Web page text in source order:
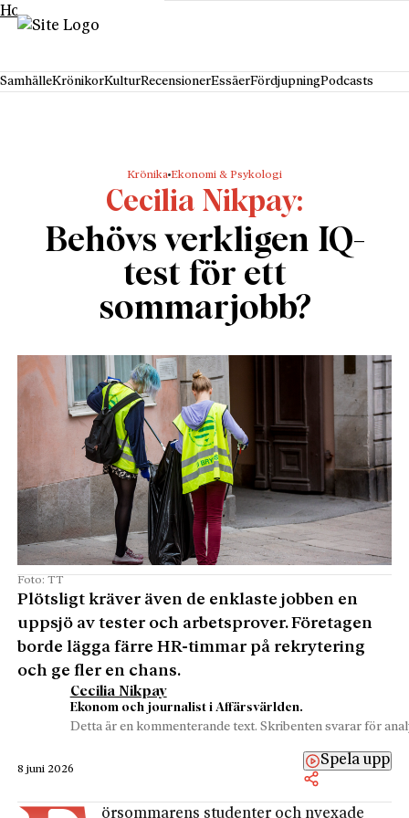
Hoppa till innehåll
SamhälleKrönikorKulturRecensionerEssäerFördjupningPodcasts
Krönika Ekonomi & Psykologi
Cecilia Nikpay
Behövs verkligen IQ-
test för ett
sommarjobb?
Foto: TT
Plötsligt kräver även de enklaste jobben en
uppsjö av tester och arbetsprover. Företagen
borde lägga färre HR-timmar på rekrytering
och ge fler en chans.
Cecilia Nikpay
Ekonom och journalist i Affärsvärlden.
Detta är en kommenterande text. Skribenten svarar för
8 juni 2026
Spela upp
örsommarens studenter och nyexade